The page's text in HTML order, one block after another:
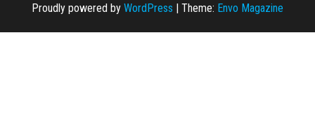
Proudly powered by WordPress | Theme: Envo Magazine